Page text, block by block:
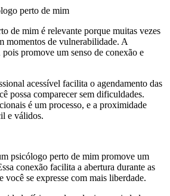
perto de mim
de mim é relevante porque muitas vezes
momentos de vulnerabilidade. A
promove um senso de conexão e
acessível facilita o agendamento das
possa comparecer sem dificuldades.
é um processo, e a proximidade
e válidos.
psicólogo perto de mim promove um
conexão facilita a abertura durante as
você se expresse com mais liberdade.